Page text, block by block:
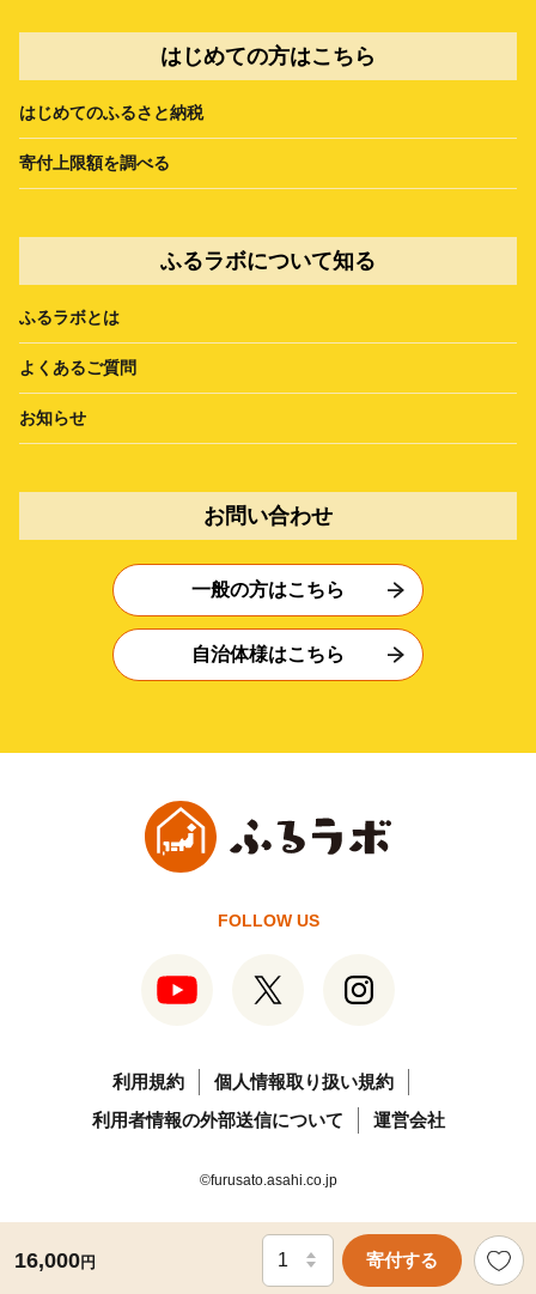
16,000円 寄付する
はじめての方はこちら
はじめてのふるさと納税
寄付上限額を調べる
ふるラボについて知る
ふるラボとは
よくあるご質問
お知らせ
お問い合わせ
一般の方はこちら
自治体様はこちら
FOLLOW US
利用規約
個人情報取り扱い規約
利用者情報の外部送信について
運営会社
©furusato.asahi.co.jp